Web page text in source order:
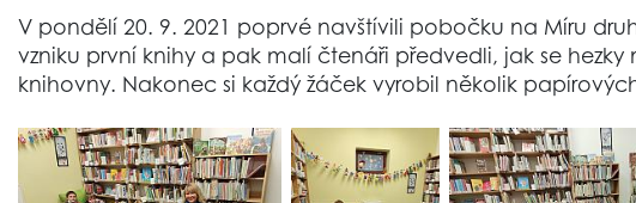
V pondělí 20. 9. 2021 poprvé navštívili pobočku na Míru
vzniku první knihy a pak malí čtenáři předvedli, jak se
knihovny. Nakonec si každý žáček vyrobil několik